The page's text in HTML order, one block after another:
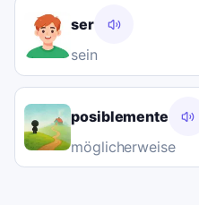
ser
sein
posiblemente
möglicherweise